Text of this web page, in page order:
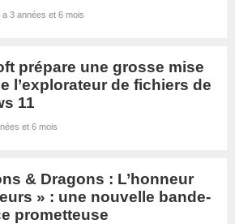
a 3 années et 6 mois
prépare une grosse mise
l’explorateur de fichiers de
11
et 6 mois
& Dragons : L’honneur
» : une nouvelle bande-
prometteuse